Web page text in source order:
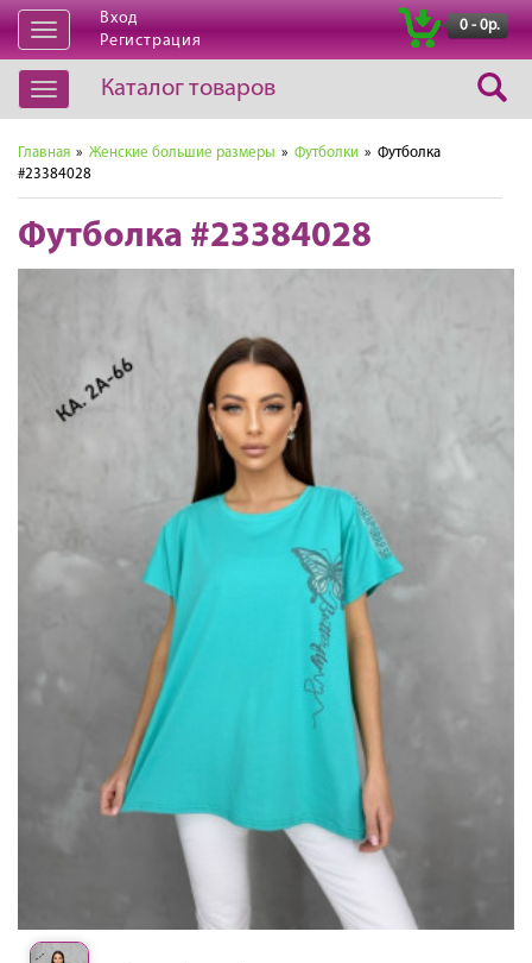
Открыть
навигацию
Вход
Регистрация
0 - 0р.
Открыть
навигацию
Каталог товаров
Главная » Женские большие размеры » Футболки » Футболка
#23384028
Футболка #23384028